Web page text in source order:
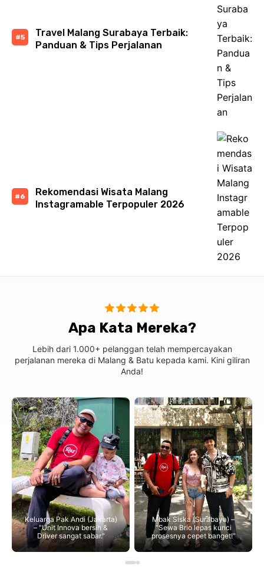
Travel Malang Surabaya Terbaik:
Panduan & Tips Perjalanan
Rekomendasi Wisata Malang
Instagramable Terpopuler 2026
Apa Kata Mereka?
Lebih dari 1.000+ pelanggan telah mempercayakan
perjalanan mereka di Malang & Batu kepada kami. Kini giliran
Anda!
Keluarga Pak Andi (Jakarta)
– "Unit Innova bersih &
Driver sangat sabar."
Mbak Siska (Surabaya) –
"Sewa Brio lepas kunci
prosesnya cepet banget!"